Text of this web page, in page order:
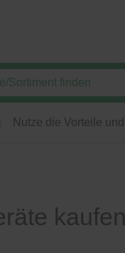
Nutze die Vorteile und
kaufen